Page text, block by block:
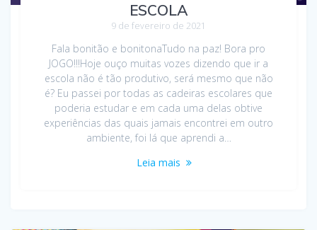
ESCOLA
9 de fevereiro de 2021
Fala bonitão e bonitonaTudo na paz! Bora pro
JOGO!!!Hoje ouço muitas vozes dizendo que ir a
escola não é tão produtivo, será mesmo que não
é? Eu passei por todas as cadeiras escolares que
poderia estudar e em cada uma delas obtive
experiências das quais jamais encontrei em outro
ambiente, foi lá que aprendi a…
Leia mais